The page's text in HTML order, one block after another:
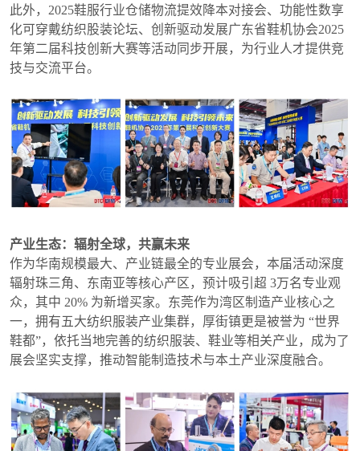
此外，2025鞋服行业仓储物流提效降本对接会、功能性数享
化可穿戴纺织股装论坛、创新驱动发展广东省鞋机协会2025
年第二届科技创新大赛等活动同步开展，为行业人才提供竞
技与交流平台。
产业生态：辐射全球，共赢未来
作为华南规模最大、产业链最全的专业展会，本届活动深度
辐射珠三角、东南亚等核心产区，预计吸引超 3万名专业观
众，其中 20% 为新增买家。东莞作为湾区制造产业核心之
一，拥有五大纺织服装产业集群，厚街镇更是被誉为 “世界
鞋都”，依托当地完善的纺织服装、鞋业等相关产业，成为了
展会坚实支撑，推动智能制造技术与本土产业深度融合。